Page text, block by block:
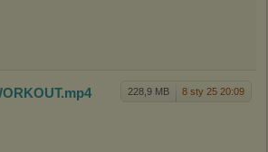
228,9 MB 8 sty 25 20:09
.mp4